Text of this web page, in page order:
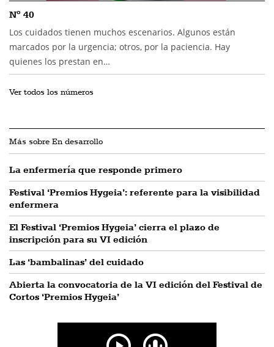
Nº 40
Los cuidados tienen muchos escenarios. Algunos están
marcados por la urgencia; otros, por la paciencia. Hay
quienes los prestan en…
Ver todos los números
Más sobre En desarrollo
La enfermería que responde primero
Festival ‘Premios Hygeia’: referente para la visibilidad
enfermera
El Festival ‘Premios Hygeia’ cierra el plazo de
inscripción para su VI edición
Las ‘bambalinas’ del cuidado
Abierta la convocatoria de la VI edición del Festival de
Cortos ‘Premios Hygeia’